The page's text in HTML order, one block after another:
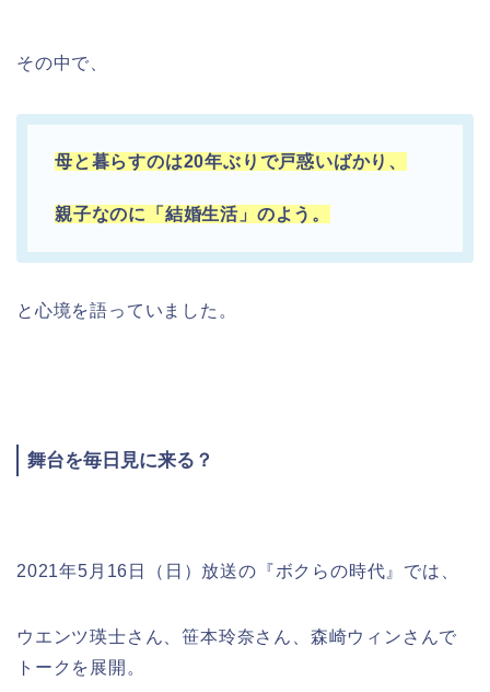
その中で、
母と暮らすのは20年ぶりで戸惑いばかり、
親子なのに「結婚生活」のよう。
と心境を語っていました。
舞台を毎日見に来る？
2021年5月16日（日）放送の『ボクらの時代』では、
ウエンツ瑛士さん、笹本玲奈さん、森崎ウィンさんで
トークを展開。